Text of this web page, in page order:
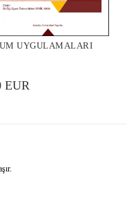
UYGULAMALARI
EUR